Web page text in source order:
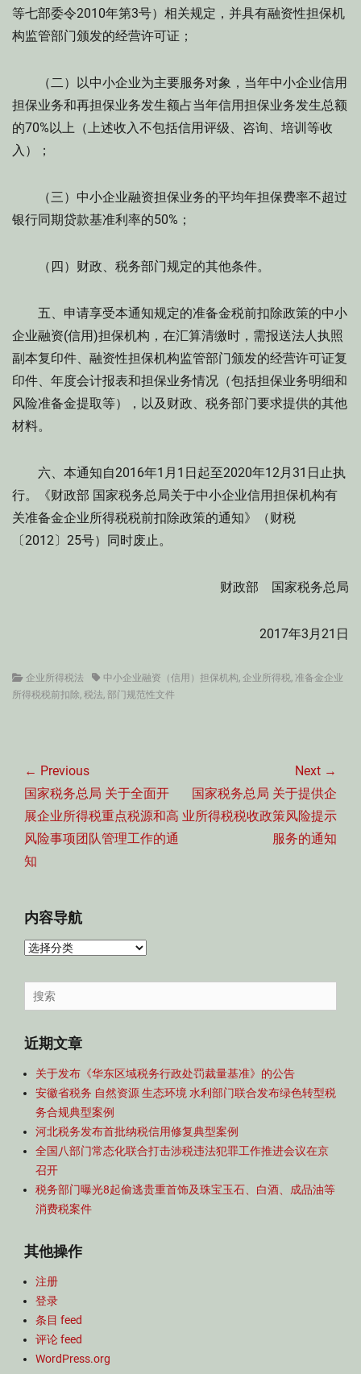
等七部委令2010年第3号）相关规定，并具有融资性担保机
构监管部门颁发的经营许可证；
（二）以中小企业为主要服务对象，当年中小企业信用
担保业务和再担保业务发生额占当年信用担保业务发生总额
的70%以上（上述收入不包括信用评级、咨询、培训等收
入）；
（三）中小企业融资担保业务的平均年担保费率不超过
银行同期贷款基准利率的50%；
（四）财政、税务部门规定的其他条件。
五、申请享受本通知规定的准备金税前扣除政策的中小
企业融资(信用)担保机构，在汇算清缴时，需报送法人执照
副本复印件、融资性担保机构监管部门颁发的经营许可证复
印件、年度会计报表和担保业务情况（包括担保业务明细和
风险准备金提取等），以及财政、税务部门要求提供的其他
材料。
六、本通知自2016年1月1日起至2020年12月31日止执
行。《财政部 国家税务总局关于中小企业信用担保机构有
关准备金企业所得税税前扣除政策的通知》（财税
〔2012〕25号）同时废止。
财政部 国家税务总局
2017年3月21日
Categories
企业所得税法 Tags中小企业融资（信用）担保机构, 企业所得税, 准备金企业
所得税税前扣除, 税法, 部门规范性文件
章
导
航
← Previous
Previous
post:
国家税务总局 关于全面开
展企业所得税重点税源和高
风险事项团队管理工作的通
知
Next →
Next
post:
国家税务总局 关于提供企
业所得税税收政策风险提示
服务的通知
内容导航
内
导
航
Search
for:
近期文章
关于发布《华东区域税务行政处罚裁量基准》的公告
安徽省税务 自然资源 生态环境 水利部门联合发布绿色转型税
务合规典型案例
河北税务发布首批纳税信用修复典型案例
全国八部门常态化联合打击涉税违法犯罪工作推进会议在京
召开
税务部门曝光8起偷逃贵重首饰及珠宝玉石、白酒、成品油等
消费税案件
其他操作
注册
登录
条目 feed
评论 feed
WordPress.org